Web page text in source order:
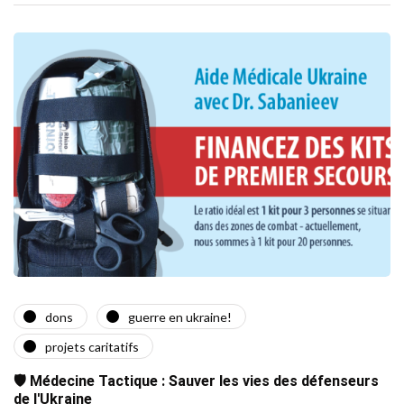
dons
guerre en ukraine!
projets caritatifs
🛡️ Médecine Tactique : Sauver les vies des défenseurs
de l'Ukraine